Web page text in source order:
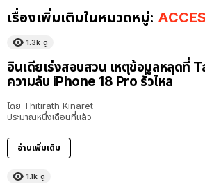
เรื่องเพิ่มเติมในหมวดหมู่:
1.3k ดู
อินเดียเร่งสอบสวน เหตุข้อมูลหลุดที่
ความลับ iPhone 18 Pro รั่วไหล
โดย Thitirath Kinaret
ประมาณหนึ่งเดือนที่แล้ว
อ่านเพิ่มเติม
1.1k ดู